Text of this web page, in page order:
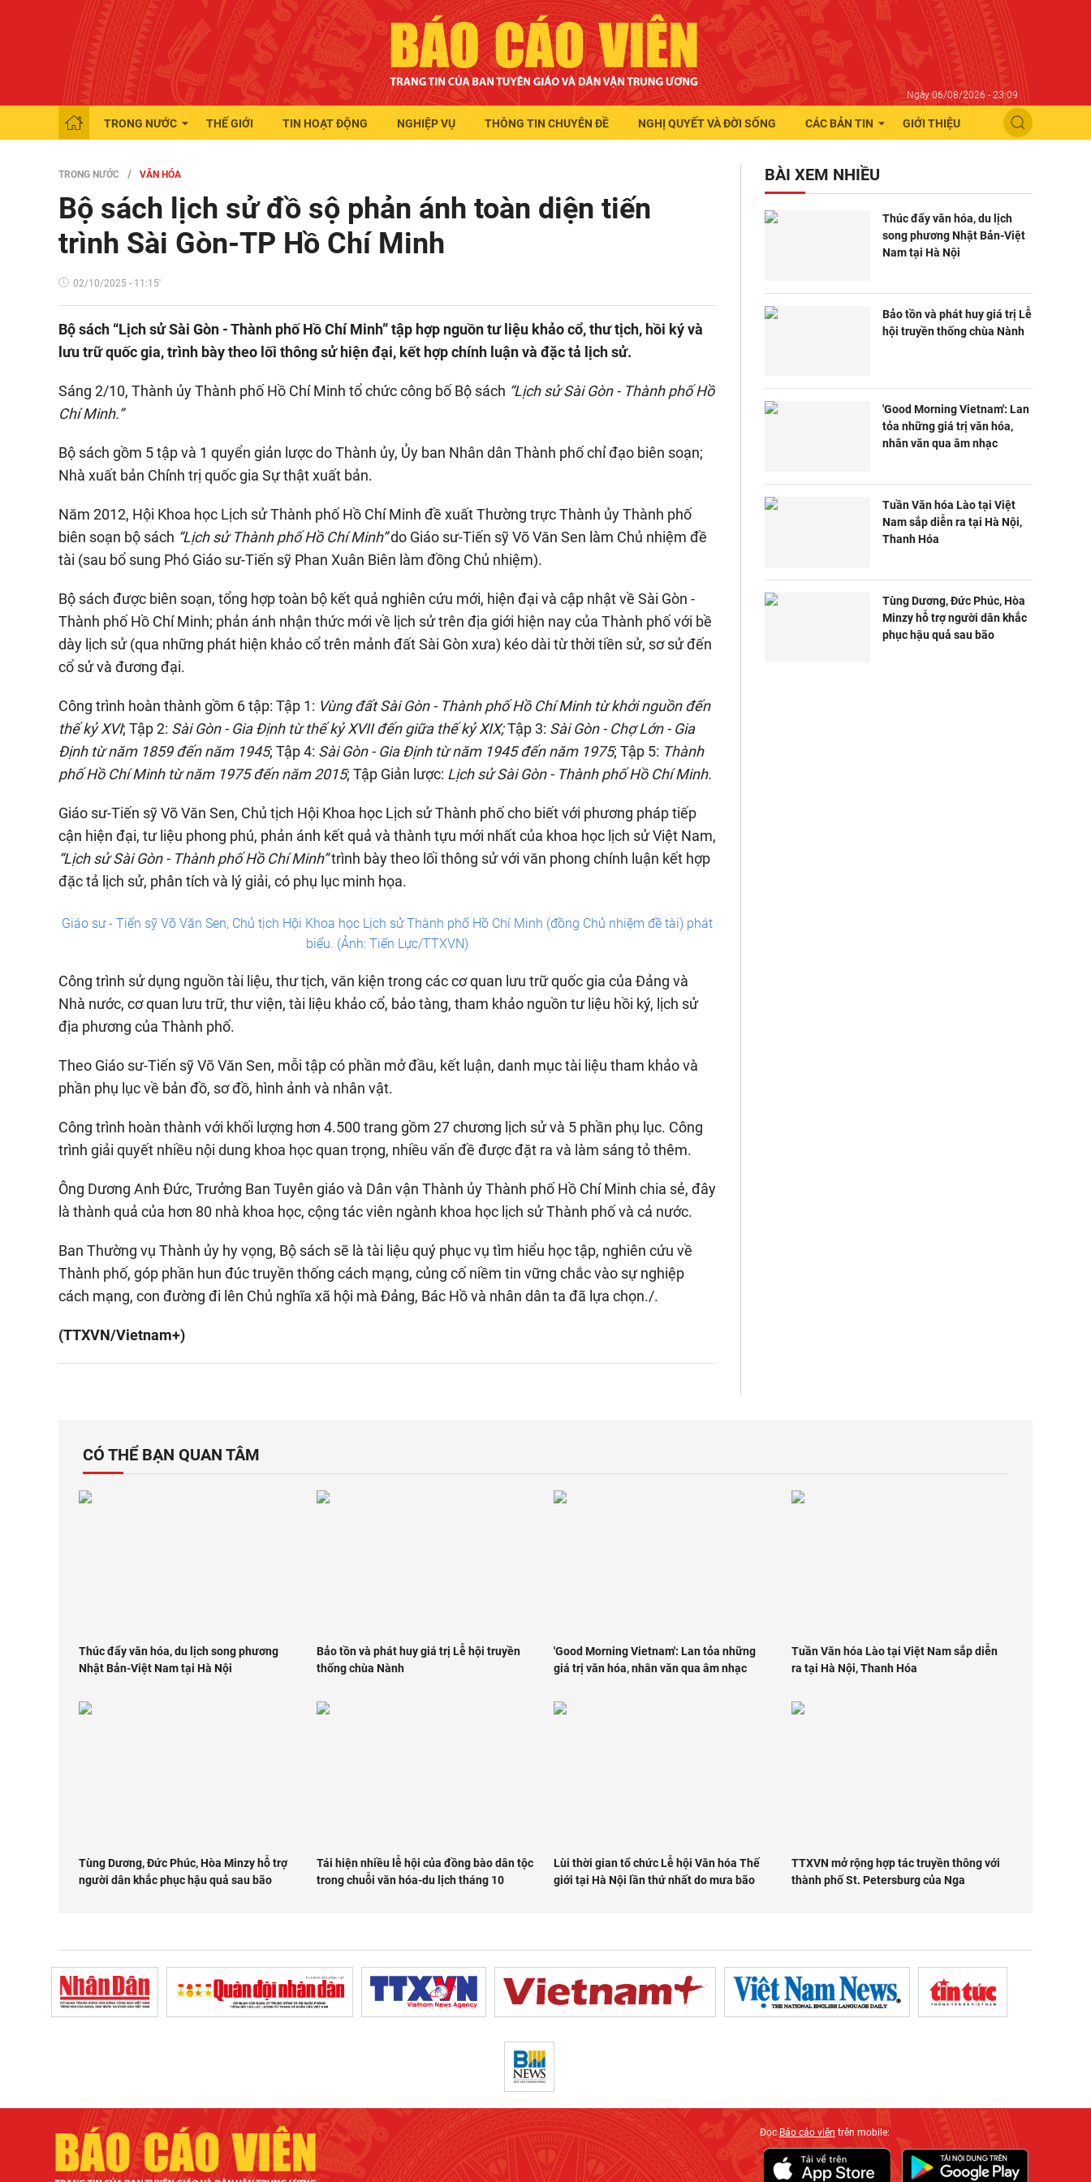
Ngày 06/08/2026 - 23:09
TRONG NƯỚC THẾ GIỚI TIN HOẠT ĐỘNG NGHIỆP VỤ THÔNG TIN CHUYÊN ĐỀ NGHỊ QUYẾT VÀ ĐỜI SỐNG CÁC BẢN TIN GIỚI THIỆU
TRONG NƯỚC VĂN HÓA
Bộ sách lịch sử đồ sộ phản ánh toàn diện tiến
trình Sài Gòn-TP Hồ Chí Minh
02/10/2025 - 11:15'
Bộ sách “Lịch sử Sài Gòn - Thành phố Hồ Chí Minh” tập hợp nguồn tư liệu khảo cổ, thư tịch, hồi ký và
lưu trữ quốc gia, trình bày theo lối thông sử hiện đại, kết hợp chính luận và đặc tả lịch sử.
Sáng 2/10, Thành ủy Thành phố Hồ Chí Minh tổ chức công bố Bộ sách “Lịch sử Sài Gòn - Thành phố Hồ
Chí Minh.”
Bộ sách gồm 5 tập và 1 quyển giản lược do Thành ủy, Ủy ban Nhân dân Thành phố chỉ đạo biên soạn;
Nhà xuất bản Chính trị quốc gia Sự thật xuất bản.
Năm 2012, Hội Khoa học Lịch sử Thành phố Hồ Chí Minh đề xuất Thường trực Thành ủy Thành phố
biên soạn bộ sách “Lịch sử Thành phố Hồ Chí Minh”do Giáo sư-Tiến sỹ Võ Văn Sen làm Chủ nhiệm đề
tài (sau bổ sung Phó Giáo sư-Tiến sỹ Phan Xuân Biên làm đồng Chủ nhiệm).
Bộ sách được biên soạn, tổng hợp toàn bộ kết quả nghiên cứu mới, hiện đại và cập nhật về Sài Gòn -
Thành phố Hồ Chí Minh; phản ánh nhận thức mới về lịch sử trên địa giới hiện nay của Thành phố với bề
dày lịch sử (qua những phát hiện khảo cổ trên mảnh đất Sài Gòn xưa) kéo dài từ thời tiền sử, sơ sử đến
cổ sử và đương đại.
Công trình hoàn thành gồm 6 tập: Tập 1: Vùng đất Sài Gòn - Thành phố Hồ Chí Minh từ khởi nguồn đến
thế kỷ XVI; Tập 2: Sài Gòn - Gia Định từ thế kỷ XVII đến giữa thế kỷ XIX;Tập 3: Sài Gòn - Chợ Lớn - Gia
Định từ năm 1859 đến năm 1945; Tập 4: Sài Gòn - Gia Định từ năm 1945 đến năm 1975; Tập 5: Thành
phố Hồ Chí Minh từ năm 1975 đến năm 2015; Tập Giản lược: Lịch sử Sài Gòn - Thành phố Hồ Chí Minh.
Giáo sư-Tiến sỹ Võ Văn Sen, Chủ tịch Hội Khoa học Lịch sử Thành phố cho biết với phương pháp tiếp
cận hiện đại, tư liệu phong phú, phản ánh kết quả và thành tựu mới nhất của khoa học lịch sử Việt Nam,
“Lịch sử Sài Gòn - Thành phố Hồ Chí Minh”trình bày theo lối thông sử với văn phong chính luận kết hợp
đặc tả lịch sử, phân tích và lý giải, có phụ lục minh họa.
Giáo sư - Tiến sỹ Võ Văn Sen, Chủ tịch Hội Khoa học Lịch sử Thành phố Hồ Chí Minh (đồng Chủ nhiệm đề tài) phát
biểu. (Ảnh: Tiến Lực/TTXVN)
Công trình sử dụng nguồn tài liệu, thư tịch, văn kiện trong các cơ quan lưu trữ quốc gia của Đảng và
Nhà nước, cơ quan lưu trữ, thư viện, tài liệu khảo cổ, bảo tàng, tham khảo nguồn tư liệu hồi ký, lịch sử
địa phương của Thành phố.
Theo Giáo sư-Tiến sỹ Võ Văn Sen, mỗi tập có phần mở đầu, kết luận, danh mục tài liệu tham khảo và
phần phụ lục về bản đồ, sơ đồ, hình ảnh và nhân vật.
Công trình hoàn thành với khối lượng hơn 4.500 trang gồm 27 chương lịch sử và 5 phần phụ lục. Công
trình giải quyết nhiều nội dung khoa học quan trọng, nhiều vấn đề được đặt ra và làm sáng tỏ thêm.
Ông Dương Anh Đức, Trưởng Ban Tuyên giáo và Dân vận Thành ủy Thành phố Hồ Chí Minh chia sẻ, đây
là thành quả của hơn 80 nhà khoa học, cộng tác viên ngành khoa học lịch sử Thành phố và cả nước.
Ban Thường vụ Thành ủy hy vọng, Bộ sách sẽ là tài liệu quý phục vụ tìm hiểu học tập, nghiên cứu về
Thành phố, góp phần hun đúc truyền thống cách mạng, củng cố niềm tin vững chắc vào sự nghiệp
cách mạng, con đường đi lên Chủ nghĩa xã hội mà Đảng, Bác Hồ và nhân dân ta đã lựa chọn./.
(TTXVN/Vietnam+)
BÀI XEM NHIỀU
Thúc đẩy văn hóa, du lịch
song phương Nhật Bản-Việt
Nam tại Hà Nội
Bảo tồn và phát huy giá trị Lễ
hội truyền thống chùa Nành
'Good Morning Vietnam': Lan
tỏa những giá trị văn hóa,
nhân văn qua âm nhạc
Tuần Văn hóa Lào tại Việt
Nam sắp diễn ra tại Hà Nội,
Thanh Hóa
Tùng Dương, Đức Phúc, Hòa
Minzy hỗ trợ người dân khắc
phục hậu quả sau bão
CÓ THỂ BẠN QUAN TÂM
Thúc đẩy văn hóa, du lịch song phương
Nhật Bản-Việt Nam tại Hà Nội
Bảo tồn và phát huy giá trị Lễ hội truyền
thống chùa Nành
'Good Morning Vietnam': Lan tỏa những
giá trị văn hóa, nhân văn qua âm nhạc
Tuần Văn hóa Lào tại Việt Nam sắp diễn
ra tại Hà Nội, Thanh Hóa
Tùng Dương, Đức Phúc, Hòa Minzy hỗ trợ
người dân khắc phục hậu quả sau bão
Tái hiện nhiều lễ hội của đồng bào dân tộc
trong chuỗi văn hóa-du lịch tháng 10
Lùi thời gian tổ chức Lễ hội Văn hóa Thế
giới tại Hà Nội lần thứ nhất do mưa bão
TTXVN mở rộng hợp tác truyền thông với
thành phố St. Petersburg của Nga
ĐọcBáo cáo viên trên mobile: